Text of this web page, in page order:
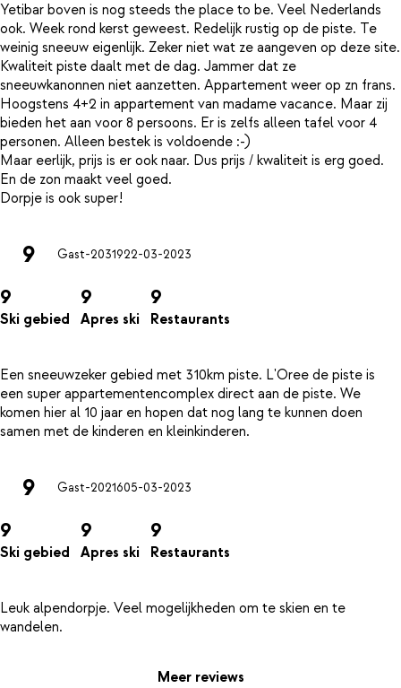
Yetibar boven is nog steeds the place to be. Veel Nederlands
ook. Week rond kerst geweest. Redelijk rustig op de piste. Te
weinig sneeuw eigenlijk. Zeker niet wat ze aangeven op deze site.
Kwaliteit piste daalt met de dag. Jammer dat ze
sneeuwkanonnen niet aanzetten. Appartement weer op zn frans.
Hoogstens 4+2 in appartement van madame vacance. Maar zij
bieden het aan voor 8 persoons. Er is zelfs alleen tafel voor 4
personen. Alleen bestek is voldoende :-)
Maar eerlijk, prijs is er ook naar. Dus prijs / kwaliteit is erg goed.
En de zon maakt veel goed.
9 Gast-2031922-03-2023
9
Ski gebied
9
Apres ski
9
Restaurants
Een sneeuwzeker gebied met 310km piste. L'Oree de piste is
een super appartementencomplex direct aan de piste. We
komen hier al 10 jaar en hopen dat nog lang te kunnen doen
9 Gast-2021605-03-2023
9
Ski gebied
9
Apres ski
9
Restaurants
Leuk alpendorpje. Veel mogelijkheden om te skien en te
Meer reviews